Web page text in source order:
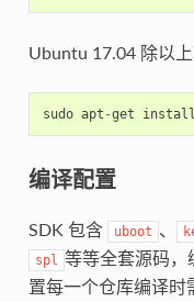
Ubuntu 17.04 除以
sudo apt -get install
编译配置
SDK 包含 uboot 、
spl 等等全套源码，
置每一个仓库编译时